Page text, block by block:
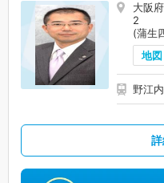
大阪
2
(蒲生
地図
野江